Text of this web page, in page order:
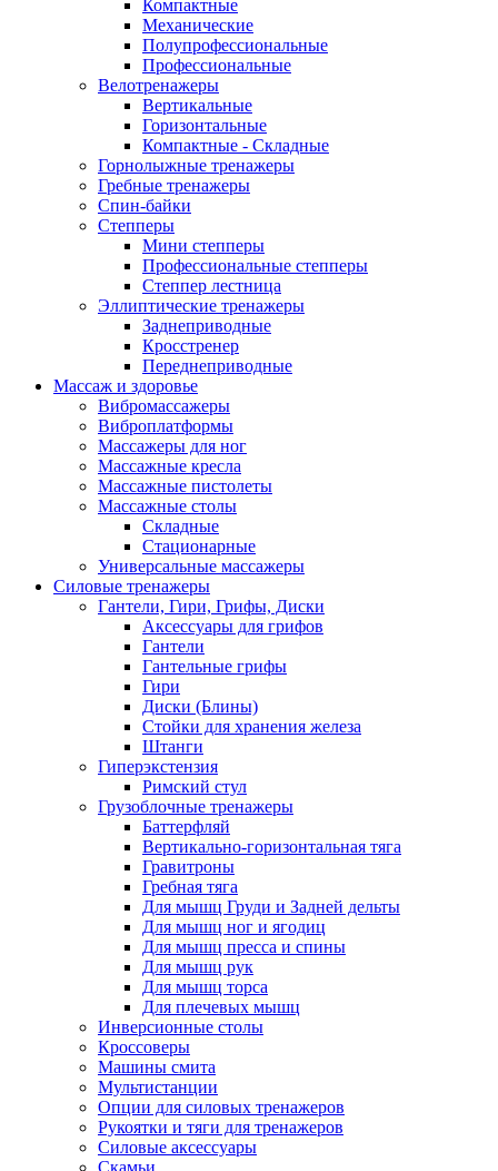
Компактные
Механические
Полупрофессиональные
Профессиональные
Велотренажеры
Вертикальные
Горизонтальные
Компактные - Складные
Горнолыжные тренажеры
Гребные тренажеры
Спин-байки
Степперы
Мини степперы
Профессиональные степперы
Степпер лестница
Эллиптические тренажеры
Заднеприводные
Кросстренер
Переднеприводные
Массаж и здоровье
Вибромассажеры
Виброплатформы
Массажеры для ног
Массажные кресла
Массажные пистолеты
Массажные столы
Складные
Стационарные
Универсальные массажеры
Силовые тренажеры
Гантели, Гири, Грифы, Диски
Аксессуары для грифов
Гантели
Гантельные грифы
Гири
Диски (Блины)
Стойки для хранения железа
Штанги
Гиперэкстензия
Римский стул
Грузоблочные тренажеры
Баттерфляй
Вертикально-горизонтальная тяга
Гравитроны
Гребная тяга
Для мышц Груди и Задней дельты
Для мышц ног и ягодиц
Для мышц пресса и спины
Для мышц рук
Для мышц торса
Для плечевых мышц
Инверсионные столы
Кроссоверы
Машины смита
Мультистанции
Опции для силовых тренажеров
Рукоятки и тяги для тренажеров
Силовые аксессуары
Скамьи